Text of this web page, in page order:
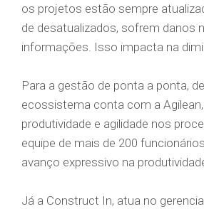
os projetos estão sempre
de desatualizados, sofrem danos
informações. Isso impacta na
Para a gestão de ponta a ponta,
ecossistema conta com a
produtividade e agilidade nos
equipe de mais de 200
avanço expressivo na
Já a Construct In, atua no